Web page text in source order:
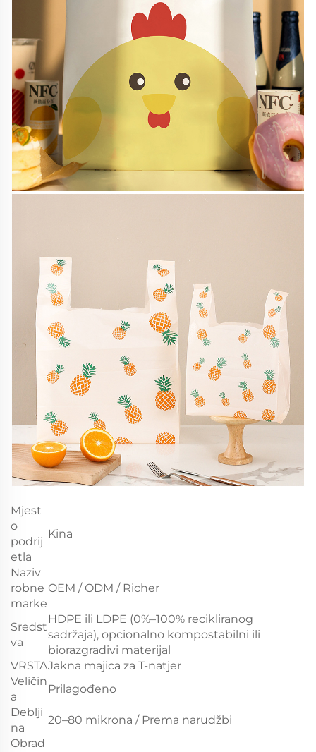
Mjest
o
podrij
etla
Kina
Naziv
robne
marke
OEM / ODM / Richer
Sredst
va
HDPE ili LDPE (0%–100% recikliranog
sadržaja), opcionalno kompostabilni ili
biorazgradivi materijal
VRSTAJakna majica za T-natjer
Veličin
a
Prilagođeno
Deblji
na
20–80 mikrona / Prema narudžbi
Obrad